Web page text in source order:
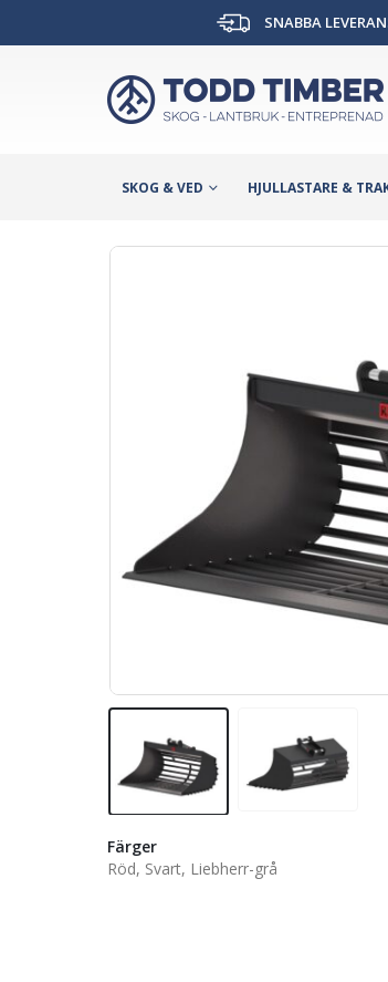
SNABBA
SKOG & VED HJULLASTARE &
Färger
Röd, Svart, Liebherr-grå